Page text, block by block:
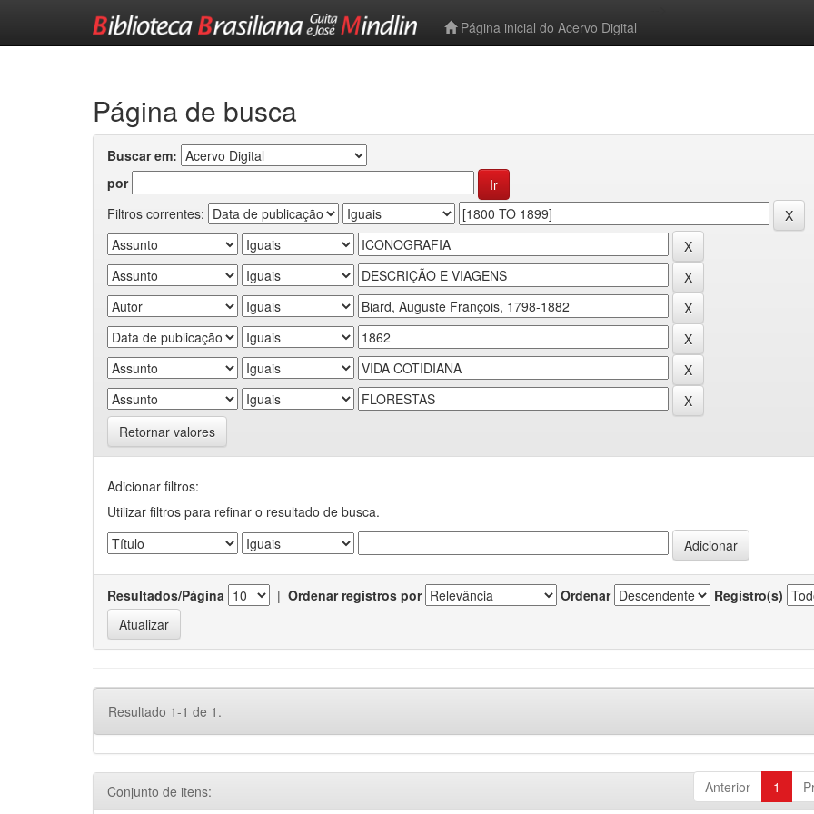
Página inicial do Acervo Digital
Página de busca
Buscar em:
por
Filtros correntes:
Retornar valores
Adicionar filtros:
Utilizar filtros para refinar o resultado de busca.
Resultados/Página | Ordenar registros por Ordenar Registro(s)
Resultado 1-1 de 1.
Anterior 1
Conjunto de itens: